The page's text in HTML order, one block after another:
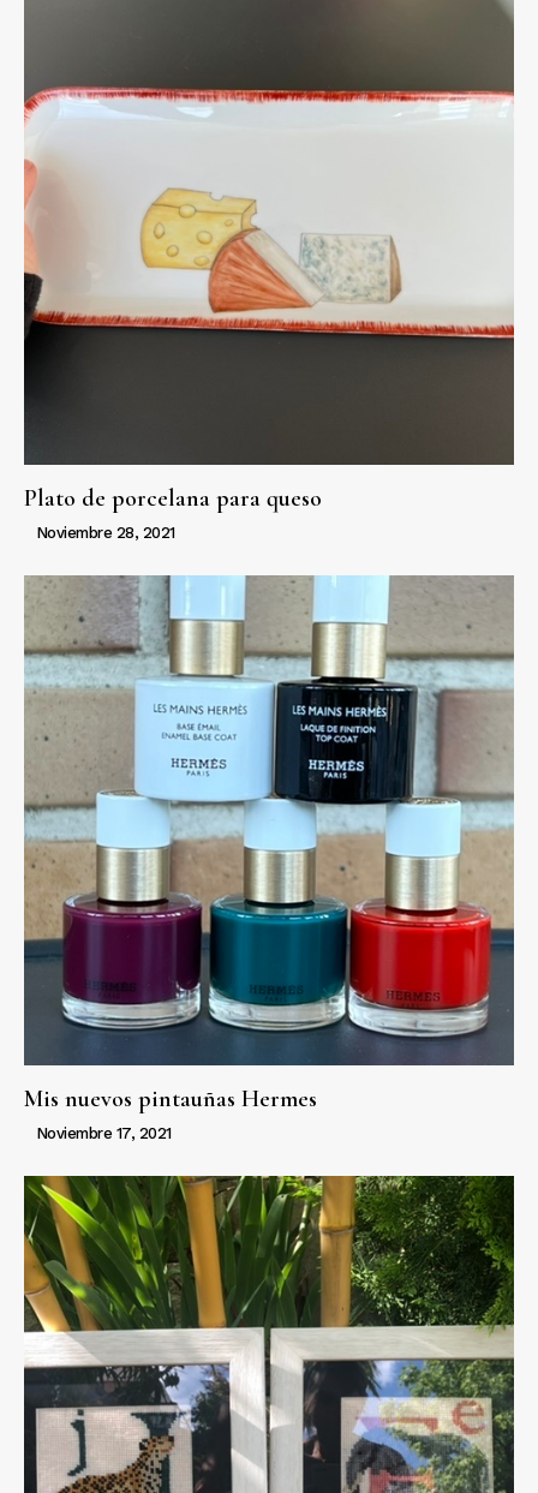
Plato de porcelana para queso
Noviembre 28, 2021
Mis nuevos pintauñas Hermes
Noviembre 17, 2021